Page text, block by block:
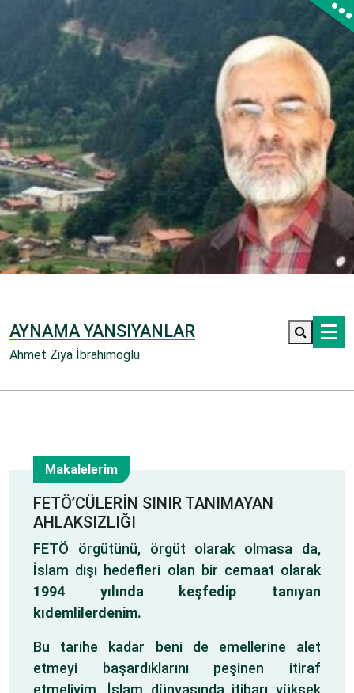
AYNAMA YANSIYANLAR
Ahmet Ziya İbrahimoğlu
11
Makalelerim
FETÖ’CÜLERİN SINIR TANIMAYAN
AHLAKSIZLIĞI
FETÖ örgütünü, örgüt olarak olmasa da,
İslam dışı hedefleri olan bir cemaat olarak
1994 yılında keşfedip tanıyan
kıdemlilerdenim.
Bu tarihe kadar beni de emellerine alet
etmeyi başardıklarını peşinen itiraf
etmeliyim. İslam dünyasında itibarı yüksek